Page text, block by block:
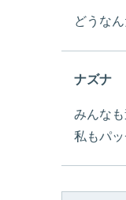
どうな
ナズナ
みんな
私もパ